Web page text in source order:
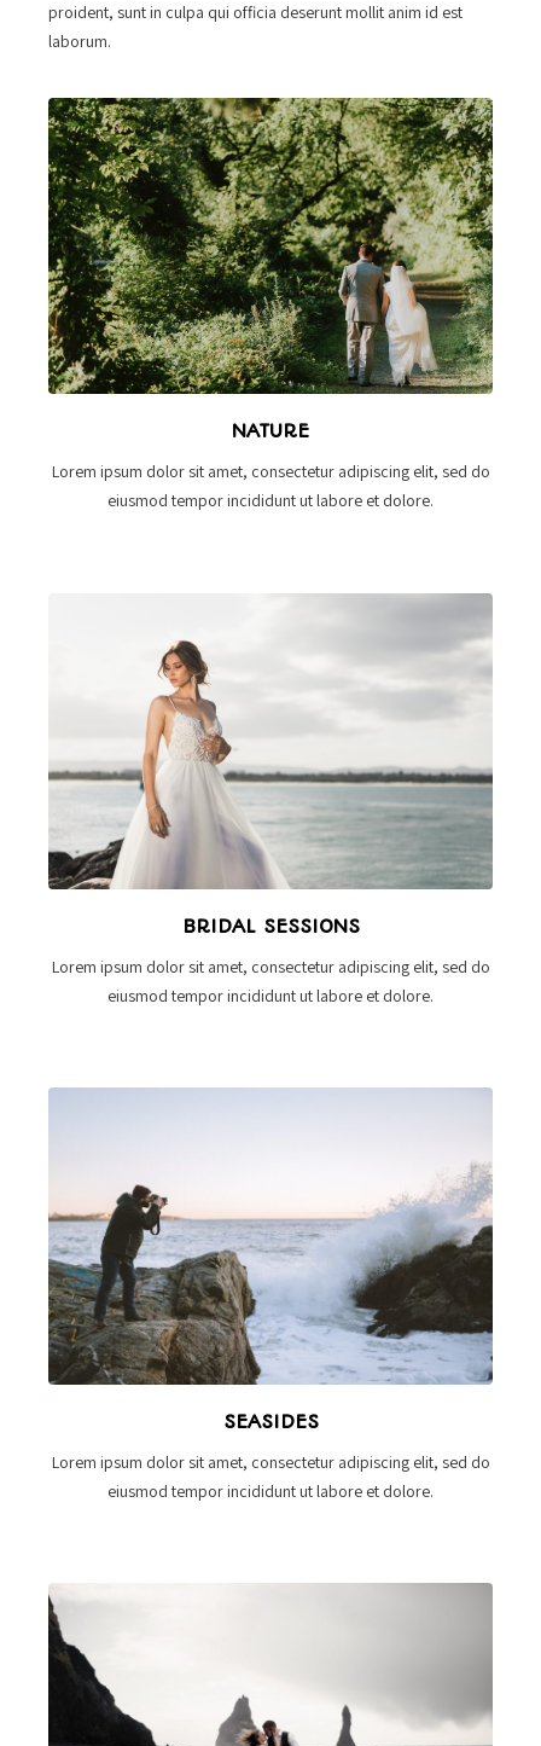
proident, sunt in culpa qui officia deserunt mollit anim id est
laborum.
NATURE
Lorem ipsum dolor sit amet, consectetur adipiscing elit, sed do
eiusmod tempor incididunt ut labore et dolore.
BRIDAL SESSIONS
Lorem ipsum dolor sit amet, consectetur adipiscing elit, sed do
eiusmod tempor incididunt ut labore et dolore.
SEASIDES
Lorem ipsum dolor sit amet, consectetur adipiscing elit, sed do
eiusmod tempor incididunt ut labore et dolore.